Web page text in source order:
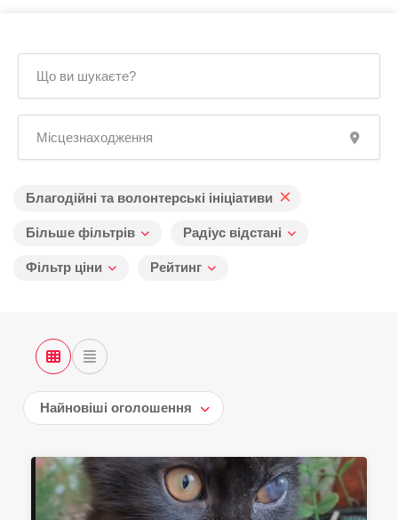
Благодійні та волонтерські ініціативи ×
Більше фільтрів Радіус відстані
Фільтр ціни Рейтинг
Найновіші оголошення